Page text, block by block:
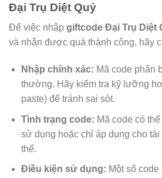
Đại Trụ Diệt Quỷ
Để việc nhập giftcode Đại Trụ Diệt
và nhận được quà thành công, hãy
Nhập chính xác: Mã code phân
thường. Hãy kiểm tra kỹ lưỡng
paste) để tránh sai sót.
Tình trạng code: Mã code có
sử dụng hoặc chỉ áp dụng cho tài
thể.
Điều kiện sử dụng: Một số